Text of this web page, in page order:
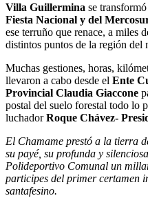
Villa Guillermina se
Fiesta Nacional y del
ese terruño que renace, a miles
distintos puntos de la región del
Muchas gestiones, horas,
llevaron a cabo desde el Ente
Provincial Claudia Giaccone
postal del suelo forestal todo lo
luchadorRoque Chávez-
El Chamame prestó a la tierra
su payé, su profunda y
Polideportivo Comunal un
participes del primer certamen
santafesino.